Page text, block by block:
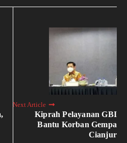
Next Article
Kiprah Pelayanan GBI
Bantu Korban Gempa
Cianjur